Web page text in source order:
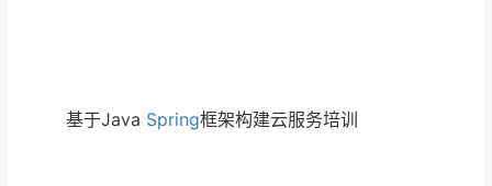
基于Java Spring框架构建云服务培训